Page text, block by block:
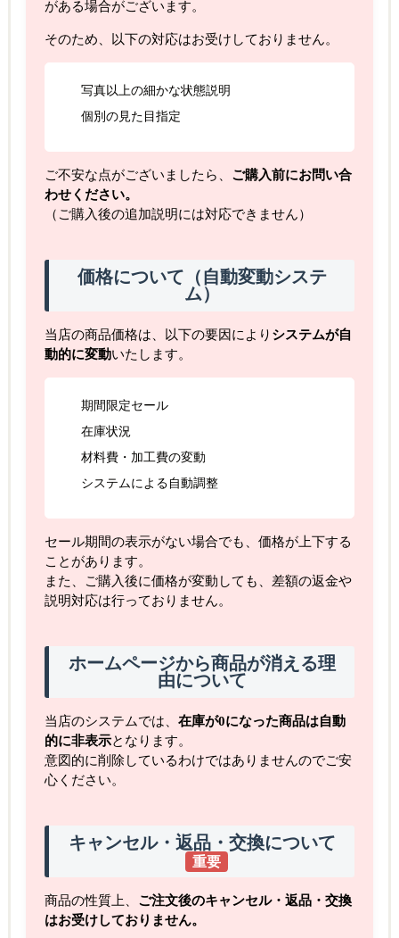
がある場合がございます。
そのため、以下の対応はお受けしておりません。
写真以上の細かな状態説明
個別の見た目指定
ご不安な点がございましたら、 ご購入前にお問い合
わせください。
（ご購入後の追加説明には対応できません）
価格について（自動変動システ
ム）
当店の商品価格は、以下の要因により システムが自
動的に変動いたします。
期間限定セール
在庫状況
材料費・加工費の変動
システムによる自動調整
セール期間の表示がない場合でも、価格が上下する
ことがあります。
また、ご購入後に価格が変動しても、差額の返金や
説明対応は行っておりません。
ホームページから商品が消える理
由について
当店のシステムでは、 在庫が0になった商品は自動
的に非表示となります。
意図的に削除しているわけではありませんのでご安
心ください。
キャンセル・返品・交換について
重要
商品の性質上、 ご注文後のキャンセル・返品・交換
はお受けしておりません。